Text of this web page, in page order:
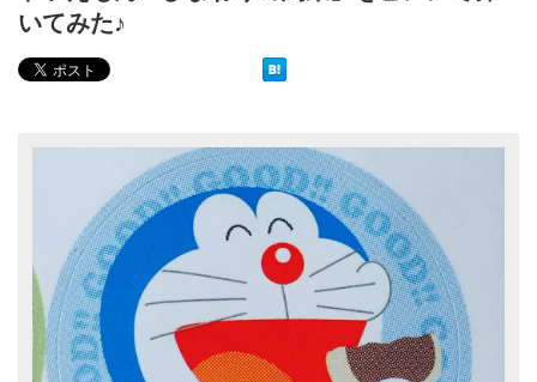
いてみた♪